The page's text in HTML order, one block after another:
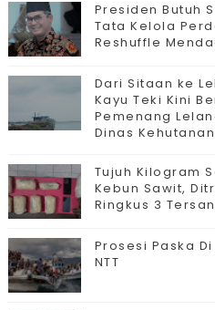
Presiden Butuh
Tata Kelola
Reshuffle
Dari Sitaan ke
Kayu Teki Kini
Pemenang
Dinas Kehutanan
Tujuh Kilogram
Kebun Sawit,
Ringkus 3
Prosesi Paska
NTT